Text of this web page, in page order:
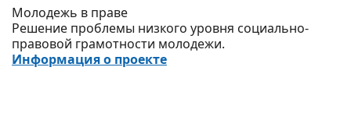
Молодежь в праве
Решение проблемы низкого уровня социально-
правовой грамотности молодежи.
Информация о проекте